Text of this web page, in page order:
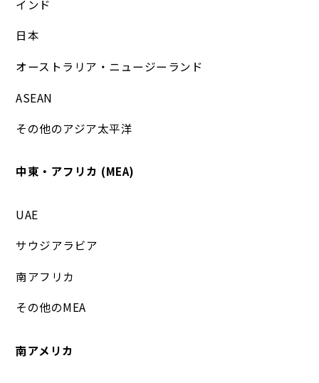
インド
日本
オーストラリア・ニュージーランド
ASEAN
その他のアジア太平洋
中東・アフリカ (MEA)
UAE
サウジアラビア
南アフリカ
その他のMEA
南アメリカ